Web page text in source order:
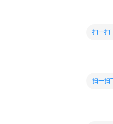
扫一扫
扫一扫